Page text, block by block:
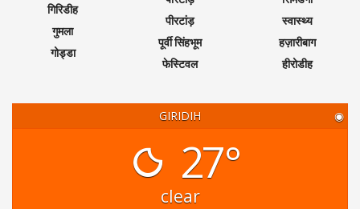
गिरिडीह
गुमला
गोड्डा
पीरटांड़
पूर्वी सिंहभूम
फेस्टिवल
स्वास्थ्य
हज़ारीबाग
हीरोडीह
GIRIDIH ◉
27°
clear